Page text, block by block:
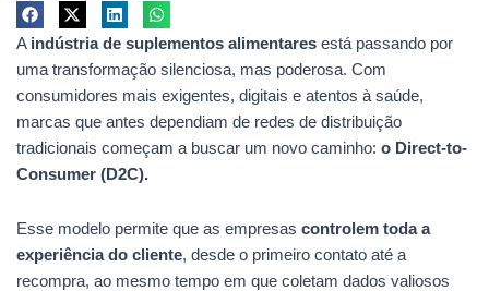
A indústria de suplementos alimentares está passando por
uma transformação silenciosa, mas poderosa. Com
consumidores mais exigentes, digitais e atentos à saúde,
marcas que antes dependiam de redes de distribuição
tradicionais começam a buscar um novo caminho: o Direct-to-
Consumer (D2C).
Esse modelo permite que as empresas controlem toda a
experiência do cliente, desde o primeiro contato até a
recompra, ao mesmo tempo em que coletam dados valiosos